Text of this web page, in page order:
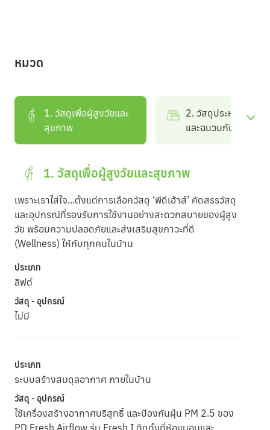
หมวด
1. วัสดุเพื่อผู้สูงวัยและ
สุขภาพ
2. วัสดุประหยัดพลัง
และฉนวนกันความร้อ
1. วัสดุเพื่อผู้สูงวัยและสุขภาพ
เพราะเราใส่ใจ...ตั้งแต่การเลือกวัสดุ ‘พีดีเฮ้าส์’ คัดสรรวัสดุ
และอุปกรณ์ที่รองรับการใช้งานอย่างสะดวกสบายของผู้สูง
วัย พร้อมความปลอดภัยและส่งเสริมสุขภาวะที่ดี
(Wellness) ให้กับทุกคนในบ้าน
ประเภท
ลิฟต์
วัสดุ - อุปกรณ์
ไม่มี
ประเภท
ระบบสร้างสมดุลอากาศ ภายในบ้าน
วัสดุ - อุปกรณ์
ใช้เครื่องสร้างอากาศบริสุทธิ์ และป้องกันฝุ่น PM 2.5 ของ
PD Fresh Airflow รุ่น Fresh I ติดตั้งที่ห้องนอนและ